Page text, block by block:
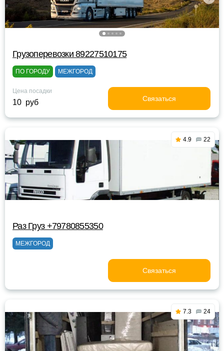
Грузоперевозки 89227510175
ПО ГОРОДУ МЕЖГОРОД
Цена посадки
10 руб Связаться
4.9 22
Раз Груз +79780855350
МЕЖГОРОД
Связаться
7.3 24